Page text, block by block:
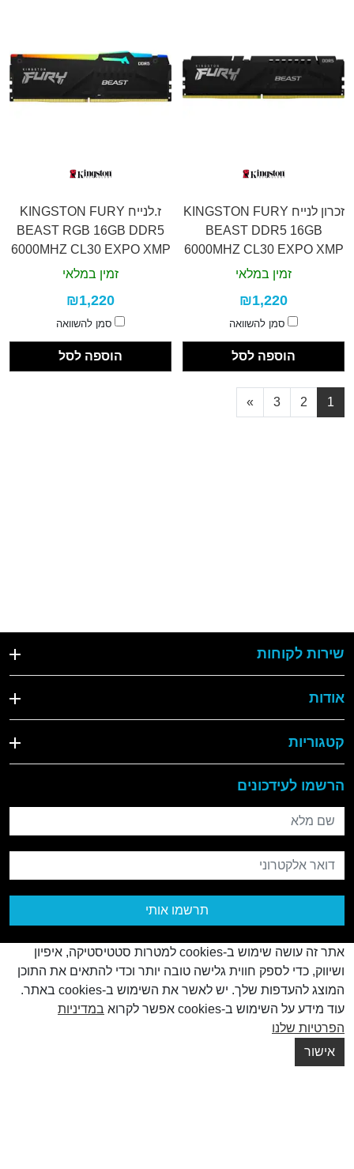
זכרון לנייח KINGSTON FURY
BEAST DDR5 16GB
6000MHZ CL30 EXPO XMP
זמין במלאי
₪1,220
סמן להשוואה
הוספה לסל
ז.לנייח KINGSTON FURY
BEAST RGB 16GB DDR5
6000MHZ CL30 EXPO XMP
זמין במלאי
₪1,220
סמן להשוואה
הוספה לסל
1
2
3
»
שירות לקוחות
אודות
קטגוריות
הרשמו לעידכונים
שם מלא
דואר אלקטרוני
תרשמו אותי
אתר זה עושה שימוש ב-cookies למטרות סטטיסטיקה, איפיון
ושיווק, כדי לספק חווית גלישה טובה יותר וכדי להתאים את התוכן
המוצג להעדפות שלך. יש לאשר את השימוש ב-cookies באתר.
עוד מידע על השימוש ב-cookies אפשר לקרוא
במדיניות
הפרטיות שלנו
אישור